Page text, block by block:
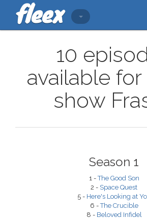
10
available
show
Season 1
1 -The Good Son
2 - Space Quest
5 - Here's Looking at
6 -The Crucible
8 - Beloved Infidel